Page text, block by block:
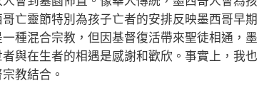
亡靈節特別為孩子亡者的安排反映墨西哥早期
種混合宗教，但因基督復活帶來聖徒相通，墨
與在生者的相遇是感謝和歡欣。事實上，我也
教結合。